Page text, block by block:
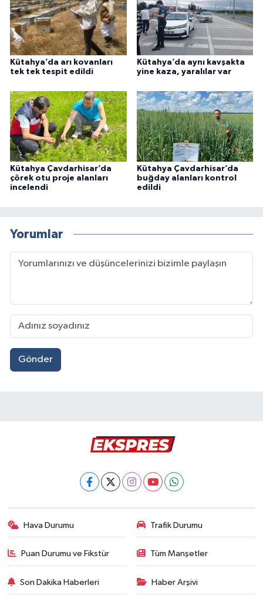
Kütahya’da arı kovanları
tek tek tespit edildi
Kütahya’da aynı kavşakta
yine kaza, yaralılar var
Kütahya Çavdarhisar’da
çörek otu proje alanları
incelendi
Kütahya Çavdarhisar’da
buğday alanları kontrol
edildi
Yorumlar
Gönder
Hava Durumu Trafik Durumu
Puan Durumu ve Fikstür Tüm Manşetler
Son Dakika Haberleri Haber Arşivi